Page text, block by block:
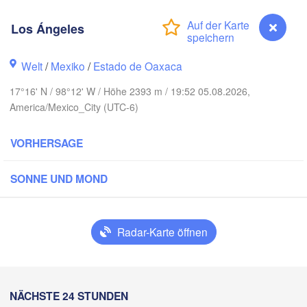
Los Ángeles
Welt/Mexiko /Estado de Oaxaca
17°16' N / 98°12' W / Höhe 2393 m / 19:52 05.08.2026,
America/Mexico_City (UTC-6)
VORHERSAGE
SONNE UND MOND
Radar-Karte öffnen
NÄCHSTE 24 STUNDEN
MEXIKO
Ciudad de México
Querétaro
Veracruz
Los Ángeles